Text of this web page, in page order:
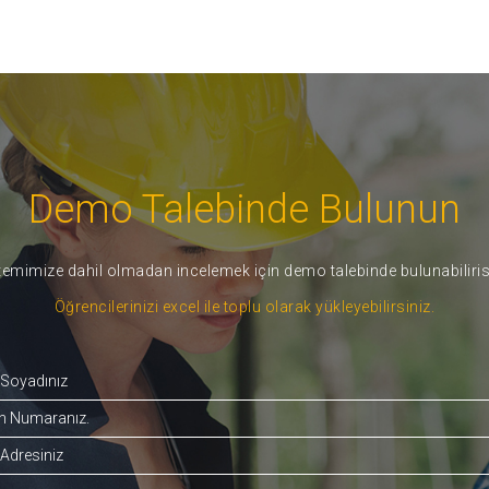
Demo Talebinde Bulunun
dahil olmadan incelemek için demo talebinde
Öğrencilerinizi excel ile toplu olarak yükleyebilirsiniz.